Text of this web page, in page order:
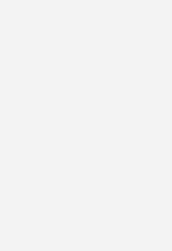
ist während der offiziellen Spielzeit im
weiß-grüne Reflex-Logo präsent.
das sind die Vereinsfarben des Erstligisten.
ist ein höchst attraktives
Fußballs. Ein traditionsreicher Club,
höchst erfolgreich ist und dennoch
ist ein ausgezeichnet geführter Verein,
in der breiten Bevölkerung, ist
bei älteren Mitmenschen. Wir wissen zudem
Kundendiensttechnikern, Planern und
Diese Leidenschaft ist
freuen uns auf die Zusammenarbeit und
weiteren Saisonverlauf den
Qualität und mannschaftliche
Familienunternehmen die Nähe zu den